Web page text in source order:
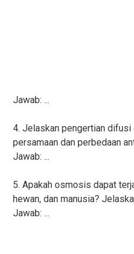
Jawab: ...
4. Jelaskan pengertian
persamaan dan perbedaan
Jawab: ...
5. Apakah osmosis dapat
hewan, dan manusia?
Jawab: ...